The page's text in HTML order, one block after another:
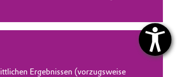
Ergebnissen (vorzugsweise